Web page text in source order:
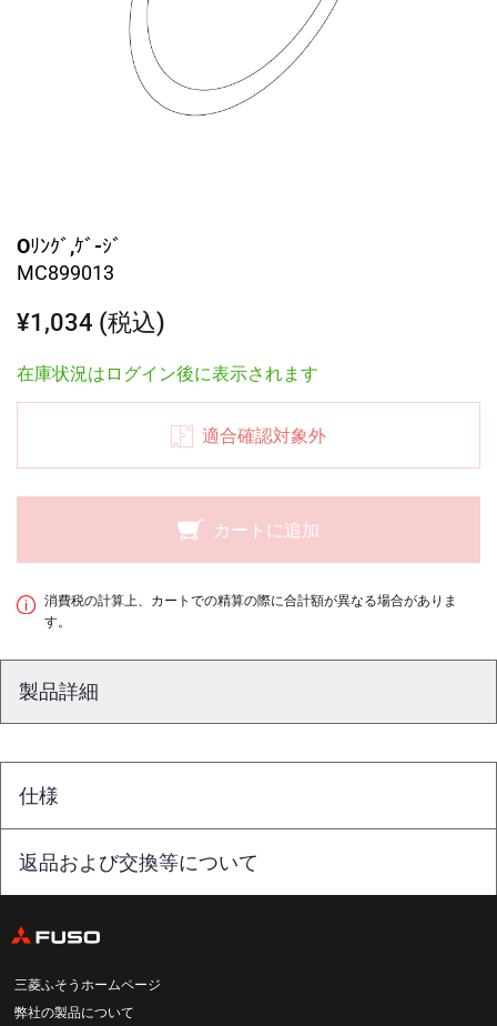
Oﾘﾝｸﾞ,ｹﾞ-ｼﾞ
MC899013
¥1,034 (税込)
在庫状況はログイン後に表示されます
適合確認対象外
カートに追加
消費税の計算上、カートでの精算の際に合計額が異なる場合がありま
す。
製品詳細
仕様
返品および交換等について
三菱ふそうホームページ
弊社の製品について